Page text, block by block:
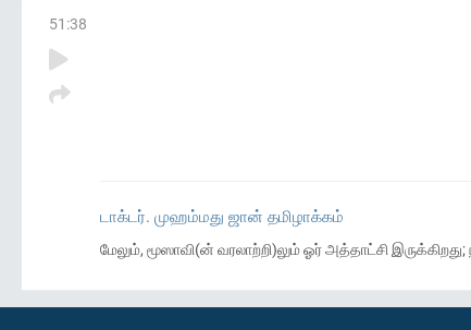
51 :38
டாக்டர். முஹம்மது ஜான் தமிழாக்கம்
மேலும், மூஸாவி(ன் வரலாற்றி)லும் ஓர் அத்தாட்சி